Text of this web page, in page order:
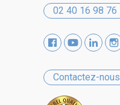
02 40 16 98 76
Contactez-nous